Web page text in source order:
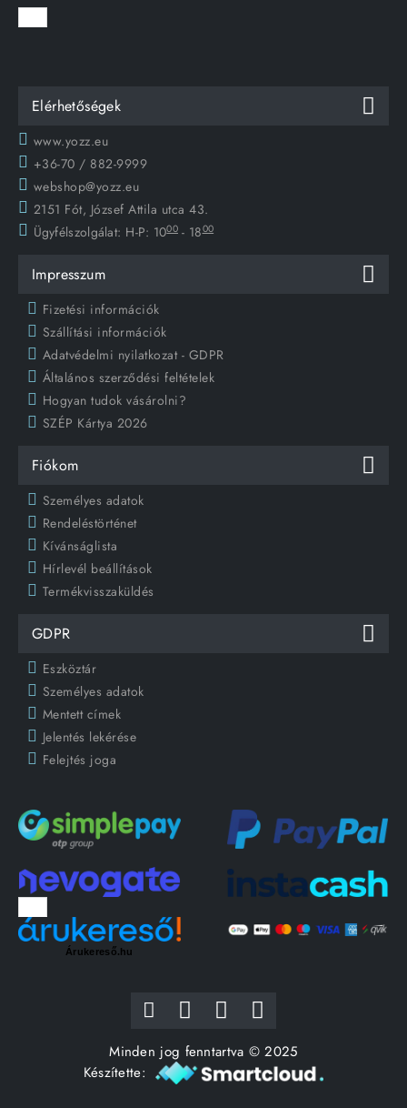
Elérhetőségek
www.yozz.eu
+36-70 / 882-9999
webshop@yozz.eu
2151 Fót, József Attila utca 43.
Ügyfélszolgálat: H-P: 1000 - 1800
Impresszum
Fizetési információk
Szállítási információk
Adatvédelmi nyilatkozat - GDPR
Általános szerződési feltételek
Hogyan tudok vásárolni?
SZÉP Kártya 2026
Fiókom
Személyes adatok
Rendeléstörténet
Kívánságlista
Hírlevél beállítások
Termékvisszaküldés
GDPR
Eszköztár
Személyes adatok
Mentett címek
Jelentés lekérése
Felejtés joga
Árukereső.hu
Minden jog fenntartva © 2025
Készítette: